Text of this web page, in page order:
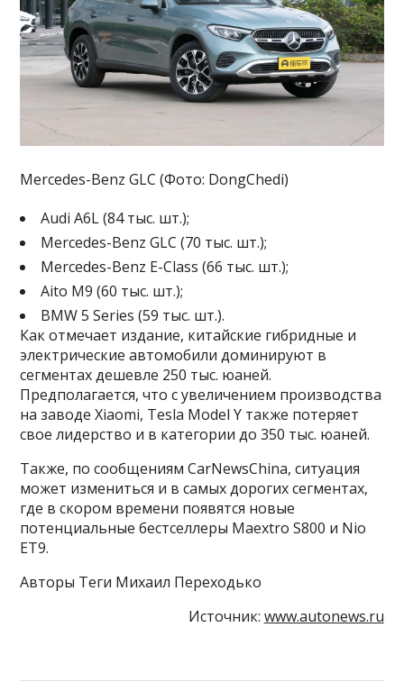
Mercedes-Benz GLC (Фото: DongChedi)
Audi A6L (84 тыс. шт.);
Mercedes-Benz GLC (70 тыс. шт.);
Mercedes-Benz E-Class (66 тыс. шт.);
Aito M9 (60 тыс. шт.);
BMW 5 Series (59 тыс. шт.).
Как отмечает издание, китайские гибридные и
электрические автомобили доминируют в
сегментах дешевле 250 тыс. юаней.
Предполагается, что с увеличением производства
на заводе Xiaomi, Tesla Model Y также потеряет
свое лидерство и в категории до 350 тыс. юаней.
Также, по сообщениям CarNewsChina, ситуация
может измениться и в самых дорогих сегментах,
где в скором времени появятся новые
потенциальные бестселлеры Maextro S800 и Nio
ET9.
Авторы Теги Михаил Переходько
Источник: www.autonews.ru